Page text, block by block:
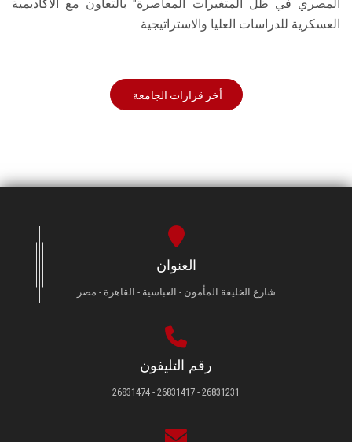
المصري في ظل المتغيرات المعاصرة" بالتعاون مع الأكاديمية
العسكرية للدراسات العليا والاستراتيجية
أخر قرارات الجامعة
العنوان
شارع الخليفة المأمون - العباسية - القاهرة - مصر
رقم التليفون
26831231 - 26831417 - 26831474